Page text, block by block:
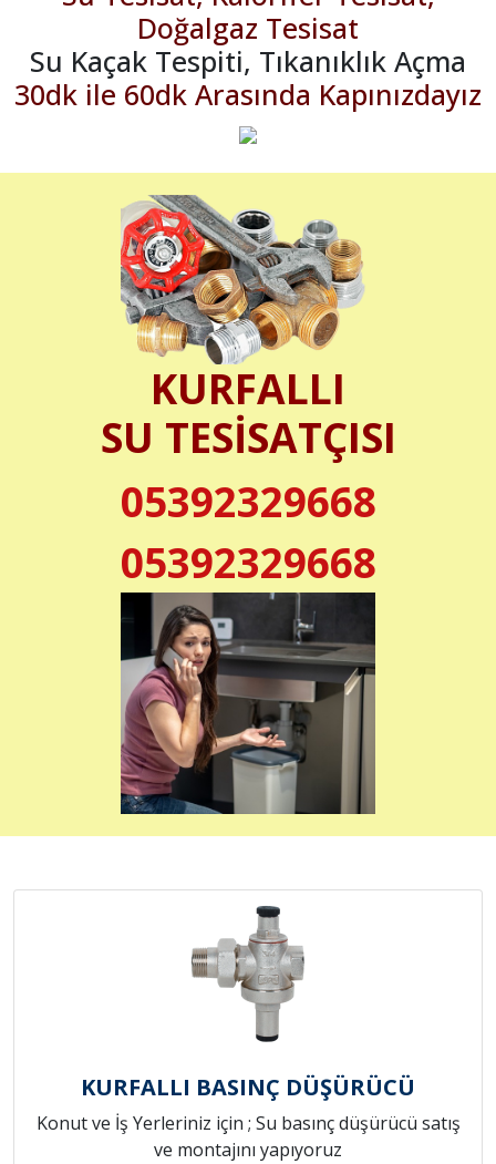
Doğalgaz Tesisat
Su Kaçak Tespiti, Tıkanıklık Açma
30dk ile 60dk Arasında Kapınızdayız
KURFALLI
SU TESİSATÇISI
05392329668
05392329668
KURFALLI BASINÇ DÜŞÜRÜCÜ
Konut ve İş Yerleriniz için ; Su basınç düşürücü satış
ve montajını yapıyoruz